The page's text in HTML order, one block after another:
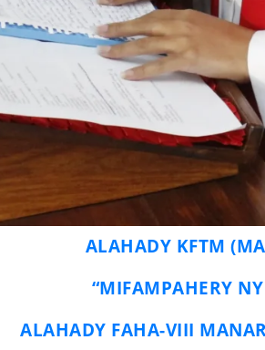
ALAHADY KFTM
“MIFAMPAHERY
ALAHADY FAHA-VIII